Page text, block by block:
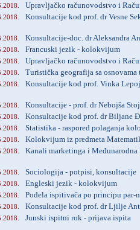
Upravljačko računovodstvo i
Konsultacije kod prof. dr Vesne
Konsultacije-doc. dr Aleksandra
Francuski jezik - kolokvijum
Upravljačko računovodstvo i
Turistička geografija sa osnovama
Konsultacije kod prof. Vinka
Konsultacije - prof. dr Nebojša
Konsultacije kod prof. dr Biljane
Statistika - raspored polaganja
Kolokvijum iz predmeta
Kanali marketinga i
Sociologija - potpisi, konsultacije
Engleski jezik - kolokvijum
Podela ispitivača po principu par-
Konsultacije kod prof. dr Ljilje
Junski ispitni rok - prijava ispita